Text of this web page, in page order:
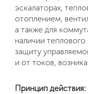
эскалаторах,
отоплением,
а также для
наличии
защиту
и от токов,
Принцип действия: